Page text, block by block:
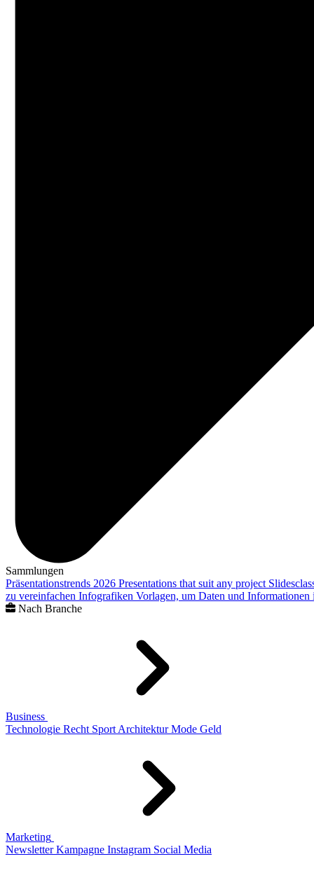
Sammlungen
Präsentationstrends 2026 Presentations that suit any project
zu vereinfachen Infografiken Vorlagen, um Daten und
Nach Branche
Business
Technologie Recht Sport Architektur Mode Geld
Marketing
Newsletter Kampagne Instagram Social Media